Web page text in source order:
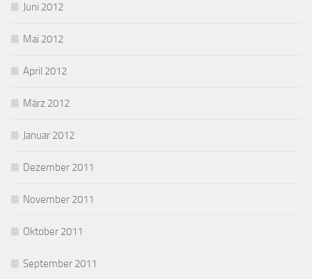
Juni 2012
Mai 2012
April 2012
März 2012
Januar 2012
Dezember 2011
November 2011
Oktober 2011
September 2011